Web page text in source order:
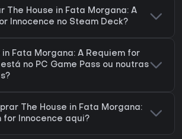
The House in Fata Morgana: A
Innocence no Steam Deck?
in Fata Morgana: A Requiem for
está no PC Game Pass ou noutras
The House in Fata Morgana:
for Innocence aqui?